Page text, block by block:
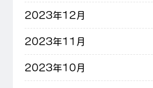
2023年12月
2023年11月
2023年10月